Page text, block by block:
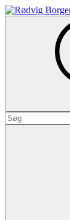
Search
for